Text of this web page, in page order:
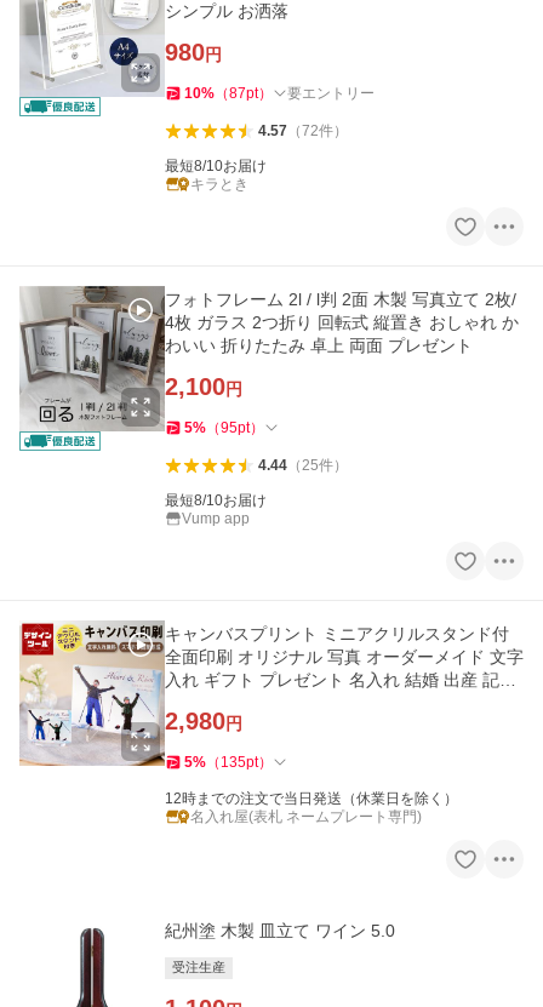
シンプル お洒落
980円
10% （87pt） 要エントリー
4.57（72件）
最短8/10お届け
キラとき
フォトフレーム 2l / l判 2面 木製 写真立て 2枚/
4枚 ガラス 2つ折り 回転式 縦置き おしゃれ か
わいい 折りたたみ 卓上 両面 プレゼント
2,100円
5% （95pt）
4.44（25件）
最短8/10お届け
Vump app
キャンバスプリント ミニアクリルスタンド付
全面印刷 オリジナル 写真 オーダーメイド 文字
入れ ギフト プレゼント 名入れ 結婚 出産 記念
2,980円
5% （ 135pt）
12時までの注文で当日発送（休業日を除く）
名入れ屋(表札 ネームプレート専門)
紀州塗 木製 皿立て ワイン 5.0
受注生産